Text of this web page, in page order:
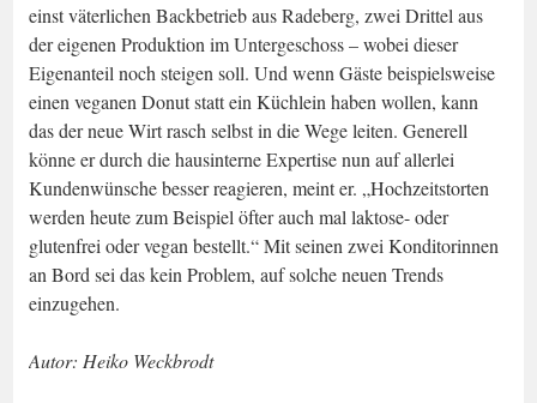
einst väterlichen Backbetrieb aus Radeberg, zwei Drittel aus
der eigenen Produktion im Untergeschoss – wobei dieser
Eigenanteil noch steigen soll. Und wenn Gäste beispielsweise
einen veganen Donut statt ein Küchlein haben wollen, kann
das der neue Wirt rasch selbst in die Wege leiten. Generell
könne er durch die hausinterne Expertise nun auf allerlei
Kundenwünsche besser reagieren, meint er. „Hochzeitstorten
werden heute zum Beispiel öfter auch mal laktose- oder
glutenfrei oder vegan bestellt.“ Mit seinen zwei Konditorinnen
an Bord sei das kein Problem, auf solche neuen Trends
einzugehen.
Autor: Heiko Weckbrodt